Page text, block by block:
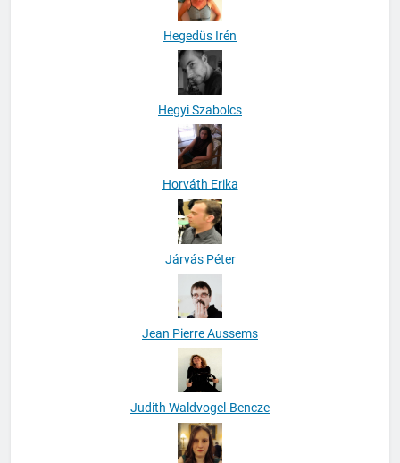
Hegedüs Irén
Hegyi Szabolcs
Horváth Erika
Járvás Péter
Jean Pierre Aussems
Judith Waldvogel-Bencze